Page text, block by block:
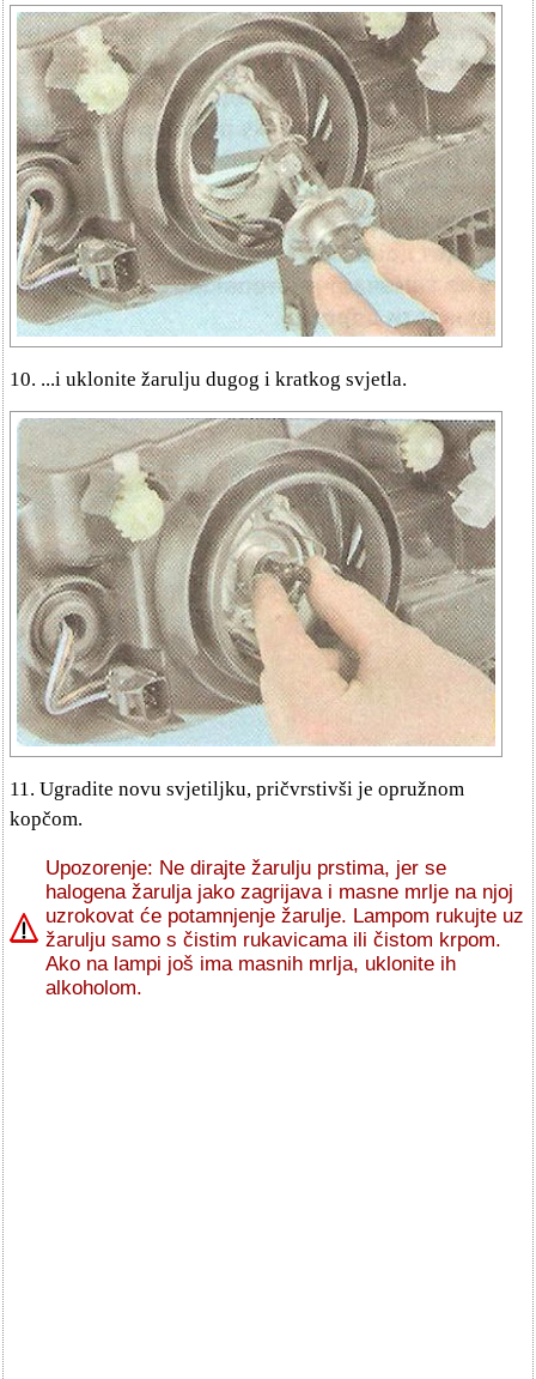
10. ...i uklonite žarulju dugog i kratkog svjetla.
11. Ugradite novu svjetiljku, pričvrstivši je opružnom
kopčom.
Upozorenje: Ne dirajte žarulju prstima, jer se
halogena žarulja jako zagrijava i masne mrlje na njoj
uzrokovat će potamnjenje žarulje. Lampom rukujte uz
žarulju samo s čistim rukavicama ili čistom krpom.
Ako na lampi još ima masnih mrlja, uklonite ih
alkoholom.